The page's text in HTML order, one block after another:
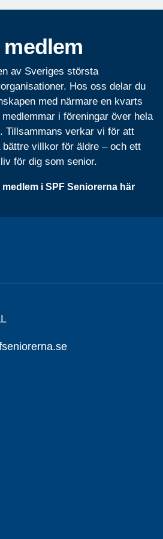
av Sveriges största
Hos oss delar du
med närmare en kvarts
medlemmar i föreningar över hela
Tillsammans verkar vi för att
bättre villkor för äldre – och ett
för dig som senior.
medlem i SPF Seniorerna här